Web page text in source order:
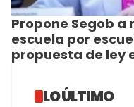
Propone Segob
escuela por
propuesta de ley
LO ÚLTIMO